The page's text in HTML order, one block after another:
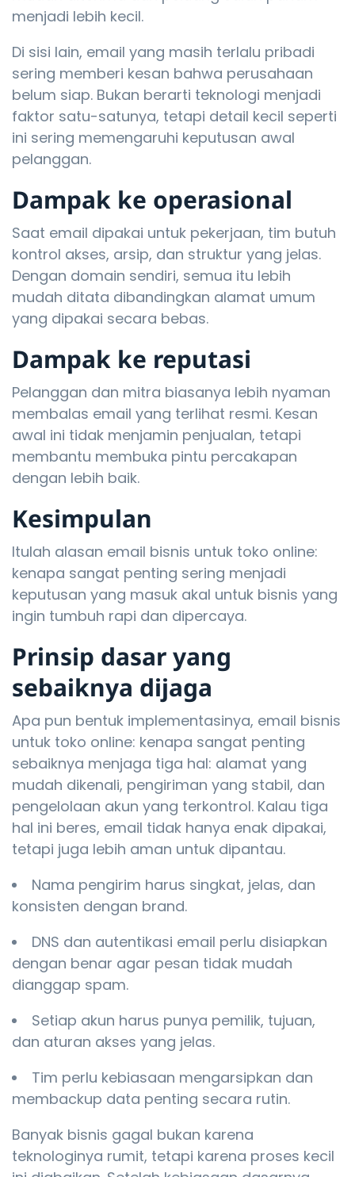
menjadi lebih kecil.
Di sisi lain, email yang masih terlalu pribadi
sering memberi kesan bahwa perusahaan
belum siap. Bukan berarti teknologi menjadi
faktor satu-satunya, tetapi detail kecil seperti
ini sering memengaruhi keputusan awal
pelanggan.
Dampak ke operasional
Saat email dipakai untuk pekerjaan, tim butuh
kontrol akses, arsip, dan struktur yang jelas.
Dengan domain sendiri, semua itu lebih
mudah ditata dibandingkan alamat umum
yang dipakai secara bebas.
Dampak ke reputasi
Pelanggan dan mitra biasanya lebih nyaman
membalas email yang terlihat resmi. Kesan
awal ini tidak menjamin penjualan, tetapi
membantu membuka pintu percakapan
dengan lebih baik.
Kesimpulan
Itulah alasan email bisnis untuk toko online:
kenapa sangat penting sering menjadi
keputusan yang masuk akal untuk bisnis yang
ingin tumbuh rapi dan dipercaya.
Prinsip dasar yang
sebaiknya dijaga
Apa pun bentuk implementasinya, email bisnis
untuk toko online: kenapa sangat penting
sebaiknya menjaga tiga hal: alamat yang
mudah dikenali, pengiriman yang stabil, dan
pengelolaan akun yang terkontrol. Kalau tiga
hal ini beres, email tidak hanya enak dipakai,
tetapi juga lebih aman untuk dipantau.
Nama pengirim harus singkat, jelas, dan
konsisten dengan brand.
DNS dan autentikasi email perlu disiapkan
dengan benar agar pesan tidak mudah
dianggap spam.
Setiap akun harus punya pemilik, tujuan,
dan aturan akses yang jelas.
Tim perlu kebiasaan mengarsipkan dan
membackup data penting secara rutin.
Banyak bisnis gagal bukan karena
teknologinya rumit, tetapi karena proses kecil